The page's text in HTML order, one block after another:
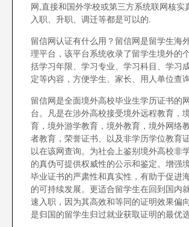
网,直接和国外学校或第三方系统联网核实
入职、升职、调迁等都是可以的.
留信网认证有什么用？留信网是留学生海
理平台，该平台系统收录了留学生境外的
括学习年限、学习专业、学习科目、学习
定等内容，方便学生、家长、用人单位查询
留信网是全面境外高校毕业生学历证书的
台。凡是在涉外高校接受境外远程教育，
育，境外游学教育，境外教育，境外网络
者教育，荣誉证书、以及非学历学位教育
以在该网查询。为社会上鉴别境外高校非
的真伪可提供权威性的公示和鉴定。增强
毕业证书的严肃性和真实性，有助于促进
的可持续发展。更适合留学生在回到国内
速入职，因为其高效和等同的证明效果偏
是归国的留学生归过就业获取证明的最优